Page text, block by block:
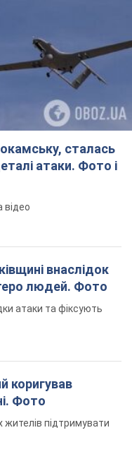
сталась
атаки. Фото і
відео
внаслідок
людей. Фото
атаки та фіксують
коригував
Фото
жителів підтримувати